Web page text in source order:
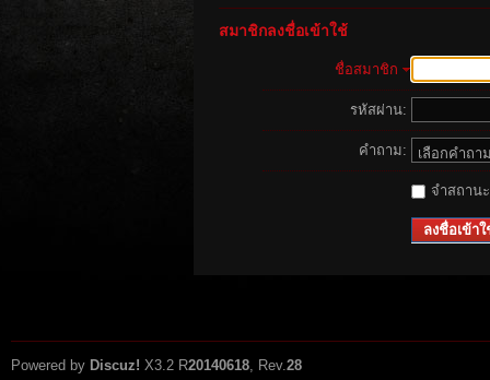
สมาชิกลงชื่อเข้าใช้
ชื่อสมาชิก
รหัสผ่าน:
คำถาม:
จำสถาน
ลงชื่อเข้าใ
Powered by Discuz! X3.2 R20140618, Rev.28